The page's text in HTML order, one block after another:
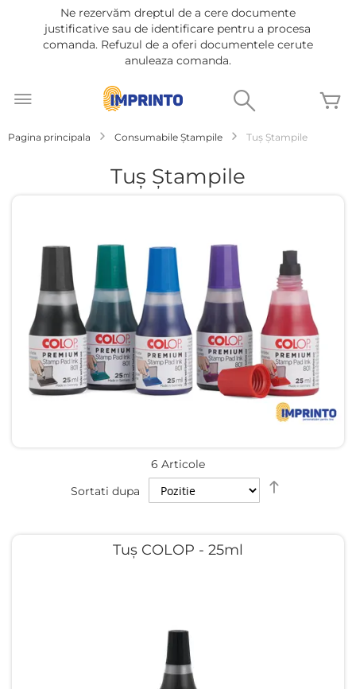
Ne rezervăm dreptul de a cere documente
justificative sau de identificare pentru a procesa
comanda. Refuzul de a oferi documentele cerute
anuleaza comanda.
la
Pagina principala Consumabile Ştampile Tuș Ştampile
Tuș Ştampile
6 Articole
Sortati dupa
Tuș COLOP - 25ml